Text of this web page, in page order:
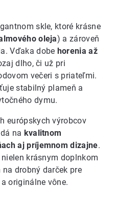
skle, ktoré krásne
oleja) a zároveň
Vďaka dobe horenia až
dlho, či už pri
večeri s priateľmi.
stabilný plameň a
dymu.
európskych výrobcov
na kvalitnom
aj príjemnom dizajne.
krásnym doplnkom
drobný darček pre
originálne vône.